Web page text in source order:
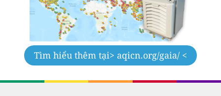
Tìm hiểu thêm tại> aqicn.org/gaia/ <